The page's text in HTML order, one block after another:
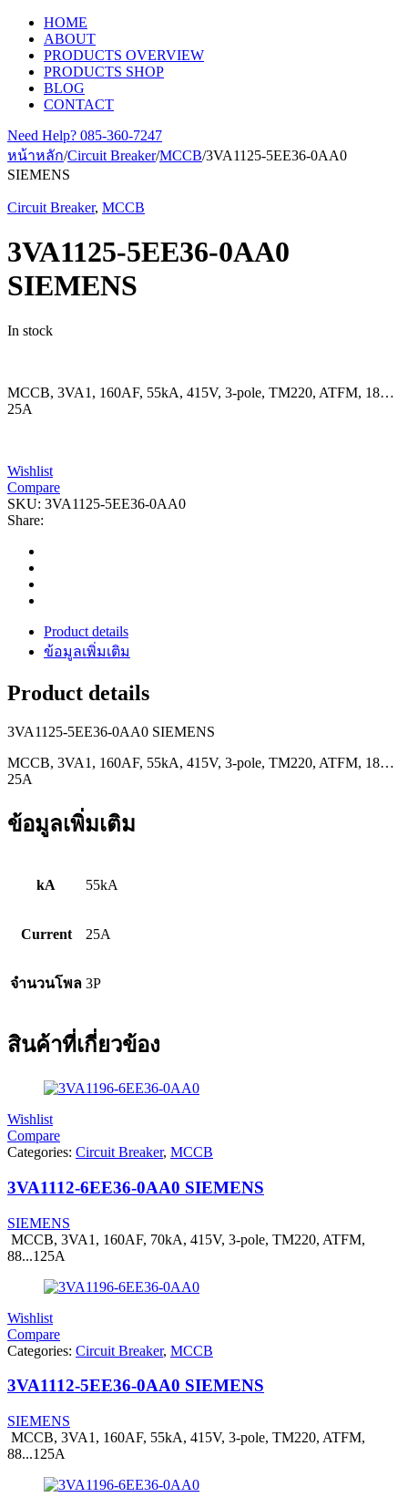
HOME
ABOUT
PRODUCTS OVERVIEW
PRODUCTS SHOP
BLOG
CONTACT
Need Help? 085-360-7247
หน้าหลัก/Circuit Breaker/MCCB/3VA1125-5EE36-0AA0
SIEMENS
Circuit Breaker, MCCB
3VA1125-5EE36-0AA0
SIEMENS
In stock
MCCB, 3VA1, 160AF, 55kA, 415V, 3-pole, TM220, ATFM, 18…
25A
Wishlist
Compare
SKU: 3VA1125-5EE36-0AA0
Share:
Product details
ข้อมูลเพิ่มเติม
Product details
3VA1125-5EE36-0AA0 SIEMENS
MCCB, 3VA1, 160AF, 55kA, 415V, 3-pole, TM220, ATFM, 18…
25A
ข้อมูลเพิ่มเติม
kA 55kA
Current 25A
จำนวนโพล 3P
สินค้าที่เกี่ยวข้อง
Wishlist
Compare
Categories: Circuit Breaker, MCCB
3VA1112-6EE36-0AA0 SIEMENS
SIEMENS
MCCB, 3VA1, 160AF, 70kA, 415V, 3-pole, TM220, ATFM,
88...125A
Wishlist
Compare
Categories: Circuit Breaker, MCCB
3VA1112-5EE36-0AA0 SIEMENS
SIEMENS
MCCB, 3VA1, 160AF, 55kA, 415V, 3-pole, TM220, ATFM,
88...125A